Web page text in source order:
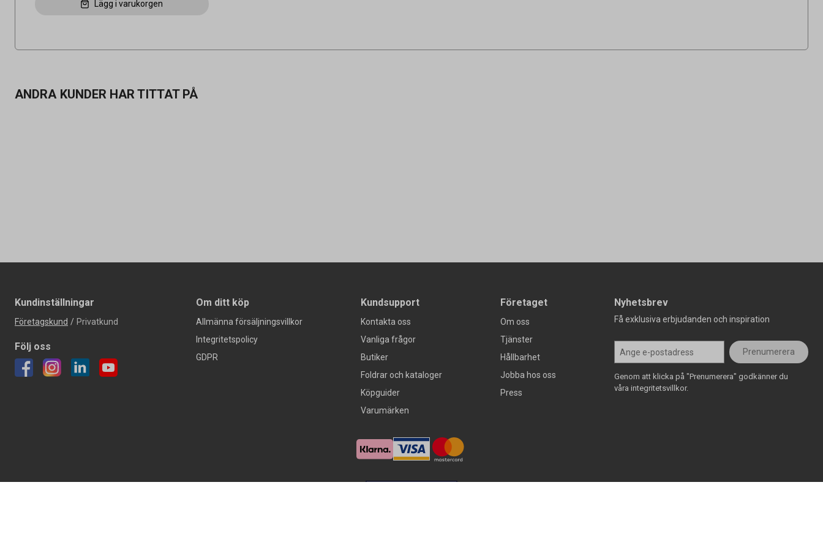
Lägg i varukorgen
ANDRA KUNDER HAR TITTAT PÅ
Kundinställningar
Företagskund / Privatkund
Följ oss
Om ditt köp
Allmänna försäljningsvillkor
Integritetspolicy
GDPR
Kundsupport
Kontakta oss
Vanliga frågor
Butiker
Foldrar och kataloger
Köpguider
Varumärken
Företaget
Om oss
Tjänster
Hållbarhet
Jobba hos oss
Press
Nyhetsbrev
Få exklusiva erbjudanden och inspiration
Prenumerera
Genom att klicka på "Prenumerera" godkänner du
våra integritetsvillkor.